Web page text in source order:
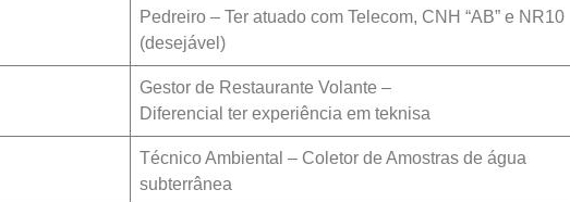
Pedreiro – Ter atuado com Telecom, CNH “AB” e NR10
(desejável)
Gestor de Restaurante Volante –
Diferencial ter experiência em teknisa
Técnico Ambiental – Coletor de Amostras de água
subterrânea